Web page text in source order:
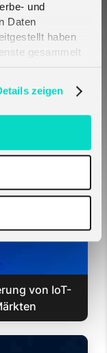
und
Daten
haben
gesammelt
zeigen
von IoT-